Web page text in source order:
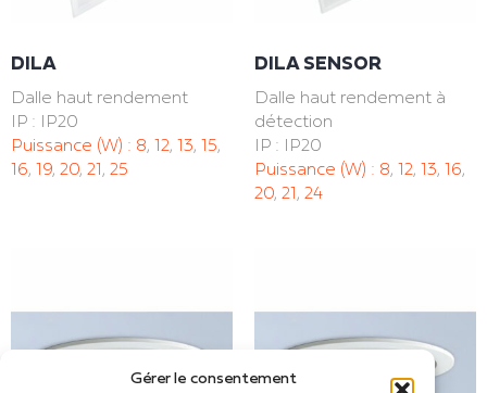
Gérer le consentement
DILA
Dalle haut rendement
IP : IP20
Puissance (W) : 8 12 13 15
16 19 20 21 25
DILA SENSOR
Dalle haut rendement à
détection
IP : IP20
Puissance (W) : 8 12 13 16
20 21 24